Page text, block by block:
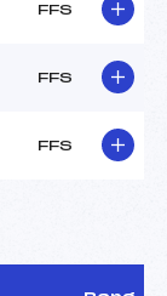
FFS
FFS
FFS